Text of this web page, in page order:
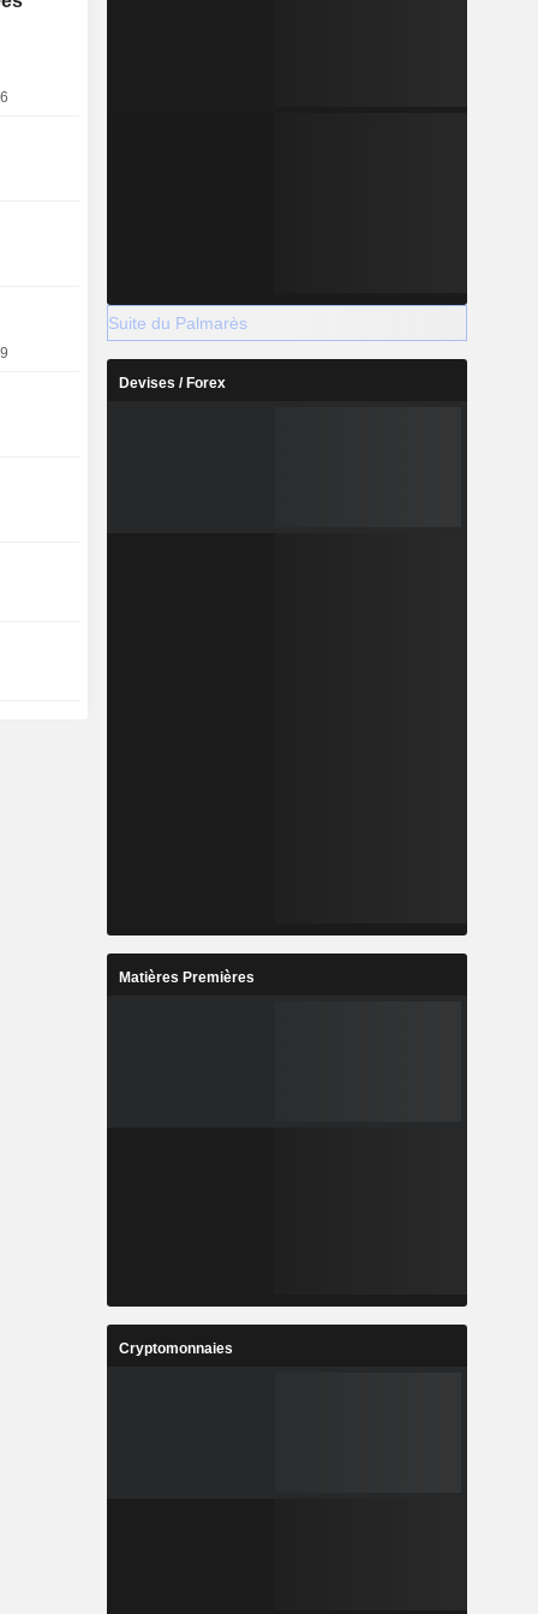
solaires.
dans le
Suite du Palmarès
Devises / Forex
Matières Premières
Cryptomonnaies